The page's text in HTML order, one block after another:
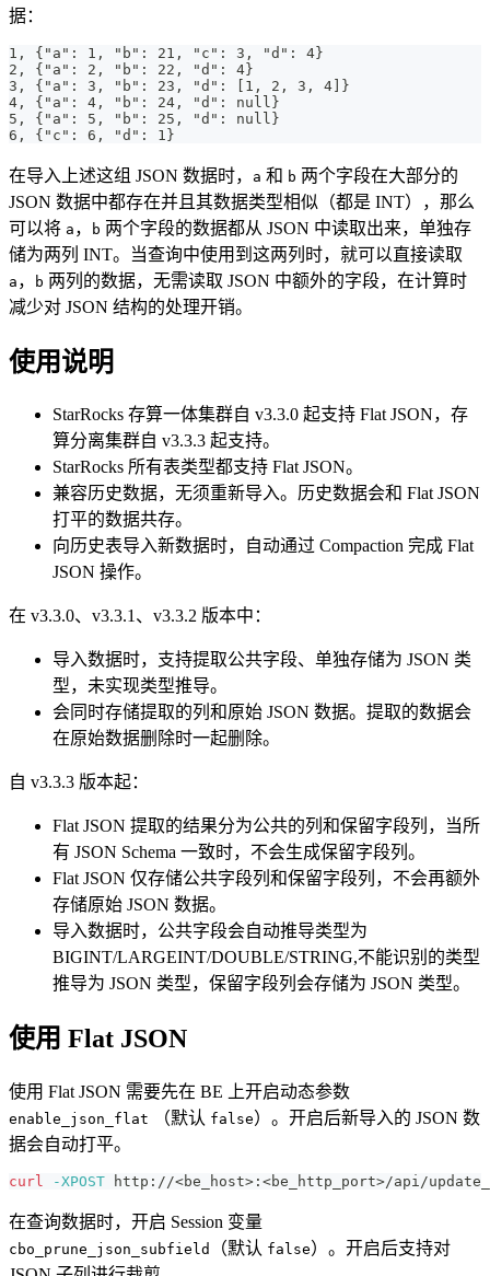
据：
1, {"a": 1, "b": 21, "c": 3, "d": 4}
2, {"a": 2, "b": 22, "d": 4}
3, {"a": 3, "b": 23, "d": [1, 2, 3, 4]}
4, {"a": 4, "b": 24, "d": null}
5, {"a": 5, "b": 25, "d": null}
6, {"c": 6, "d": 1}
在导入上述这组 JSON 数据时， a 和 b 两个字段在大部分的
JSON 数据中都存在并且其数据类型相似（都是 INT），那么
可以将 a ， b 两个字段的数据都从 JSON 中读取出来，单独存
储为两列 INT。当查询中使用到这两列时，就可以直接读取
a ， b 两列的数据，无需读取 JSON 中额外的字段，在计算时
减少对 JSON 结构的处理开销。
使用说明
StarRocks 存算一体集群自 v3.3.0 起支持 Flat JSON，存
算分离集群自 v3.3.3 起支持。
StarRocks 所有表类型都支持 Flat JSON。
兼容历史数据，无须重新导入。历史数据会和 Flat JSON
打平的数据共存。
向历史表导入新数据时，自动通过 Compaction 完成 Flat
JSON 操作。
在 v3.3.0、v3.3.1、v3.3.2 版本中：
导入数据时，支持提取公共字段、单独存储为 JSON 类
型，未实现类型推导。
会同时存储提取的列和原始 JSON 数据。提取的数据会
在原始数据删除时一起删除。
自 v3.3.3 版本起：
Flat JSON 提取的结果分为公共的列和保留字段列，当所
有 JSON Schema 一致时，不会生成保留字段列。
Flat JSON 仅存储公共字段列和保留字段列，不会再额外
存储原始 JSON 数据。
导入数据时，公共字段会自动推导类型为
BIGINT/LARGEINT/DOUBLE/STRING,不能识别的类型
推导为 JSON 类型，保留字段列会存储为 JSON 类型。
使用 Flat JSON
使用 Flat JSON 需要先在 BE 上开启动态参数
enable_json_flat （默认 false）。开启后新导入的 JSON 数
据会自动打平。
curl -XPOST http://<be_host> : <be_http_port>/api/
在查询数据时，开启 Session 变量
cbo_prune_json_subfield （默认 false）。开启后支持对